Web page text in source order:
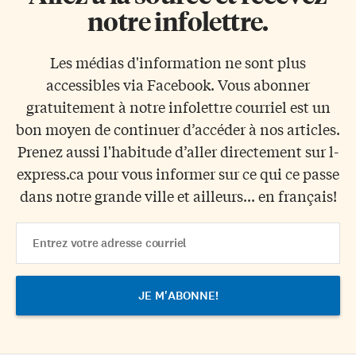
notre infolettre.
Les médias d'information ne sont plus
accessibles via Facebook. Vous abonner
gratuitement à notre infolettre courriel est un
bon moyen de continuer d’accéder à nos articles.
Prenez aussi l'habitude d’aller directement sur l-
express.ca pour vous informer sur ce qui ce passe
dans notre grande ville et ailleurs... en français!
Address